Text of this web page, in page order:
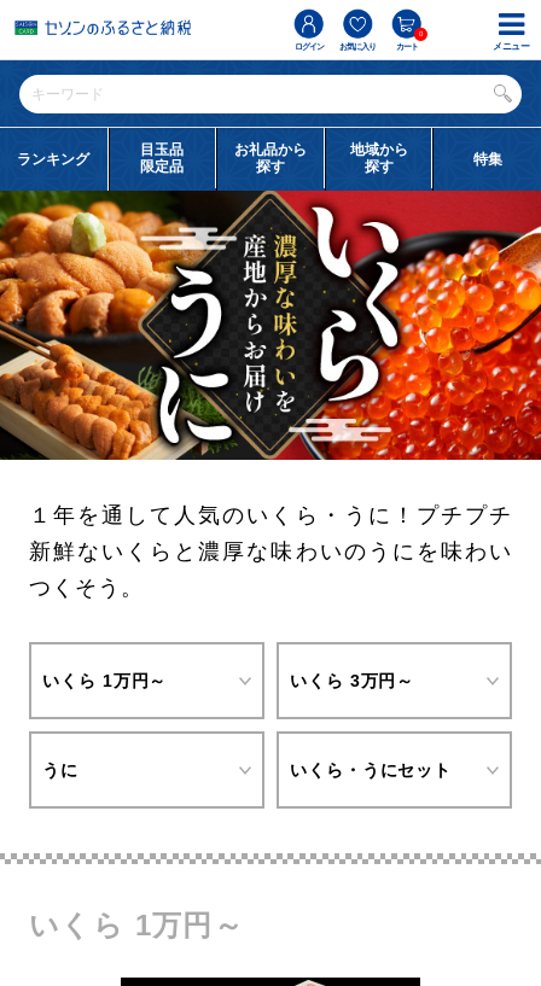
ログイン お気に入り カート
0
ランキング
目玉品
限定品
お礼品から
探す
地域から
探す
特集
１年を通して人気のいくら・うに！プチプチ
新鮮ないくらと濃厚な味わいのうにを味わい
つくそう。
いくら 1万円～ いくら 3万円～
うに いくら・うにセット
いくら 1万円～
メニュー